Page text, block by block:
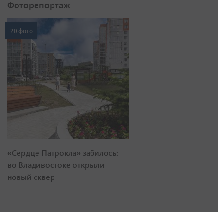
Фоторепортаж
20 фото
«Сердце Патрокла» забилось:
во Владивостоке открыли
новый сквер